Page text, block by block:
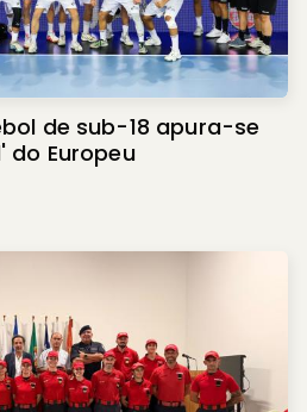
de sub-18 apura-se
do Europeu